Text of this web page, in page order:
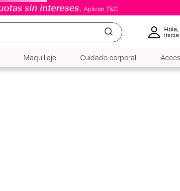
Hola,
inicia
Maquillaje Cuidado corporal